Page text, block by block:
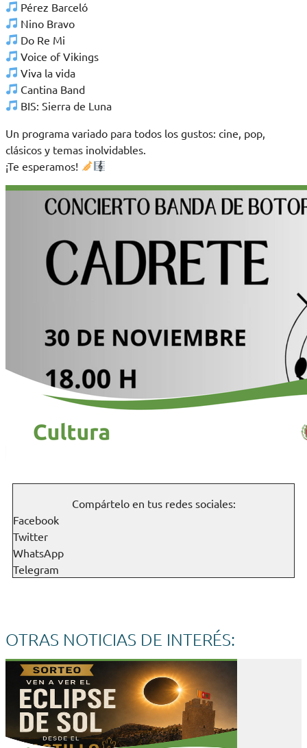
Pérez Barceló
Nino Bravo
Do Re Mi
Voice of Vikings
Viva la vida
Cantina Band
BIS: Sierra de Luna
Un programa variado para todos los gustos: cine, pop,
clásicos y temas inolvidables.
¡Te esperamos!
Compártelo en tus redes sociales:
Facebook
Twitter
WhatsApp
Telegram
OTRAS NOTICIAS DE INTERÉS: